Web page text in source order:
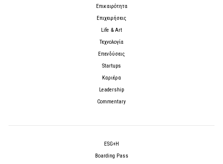
Επικαιρότητα
Επιχειρήσεις
Life & Art
Τεχνολογία
Επενδύσεις
Startups
Καριέρα
Leadership
Commentary
ESG+H
Boarding Pass